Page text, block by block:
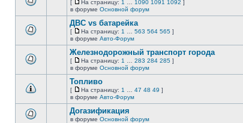
непрочитанных
сообщений.
этой
непрочитанных
сообщений.
[
На
страницу
На страницу: 1 1090 1091 1092 ]
в форуме Основной форум
этой
непрочитанных
сообщений.
ДВС vs батарейка
[
На
страницу
На страницу: 1 563 564 565 ]
в форуме Авто-Форум
этой
непрочитанных
сообщений.
Железнодорожный транспорт города
[
На
страницу
На страницу: 1 283 284 285 ]
в форуме Основной форум
этой
Топливо
[
На
страницу
На страницу: 1 47 48 49 ]
в форуме Авто-Форум
Догазификация
в форуме Основной форум